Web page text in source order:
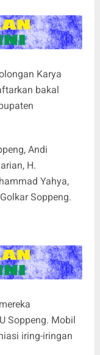
Karya
bakal
Andi
H.
Yahya,
Soppeng.
Soppeng. Mobil
iring-iringan